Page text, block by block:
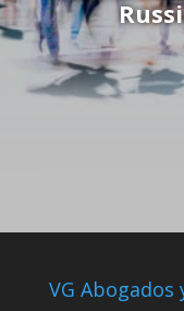
VG Abogados